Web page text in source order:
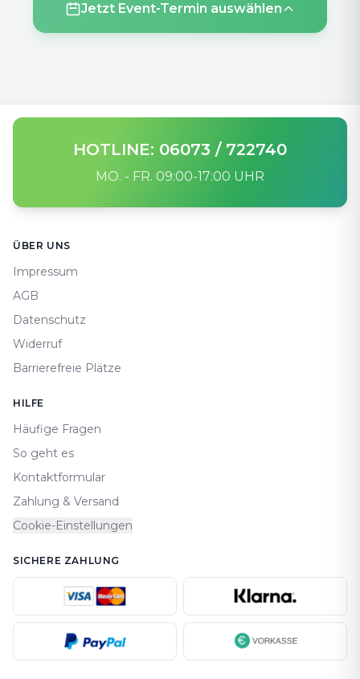
Jetzt Event-Termin auswählen
HOTLINE: 06073 / 722740
MO. - FR. 09:00-17:00 UHR
ÜBER UNS
Impressum
AGB
Datenschutz
Widerruf
Barrierefreie Plätze
HILFE
Häufige Fragen
So geht es
Kontaktformular
Zahlung & Versand
Cookie-Einstellungen
SICHERE ZAHLUNG